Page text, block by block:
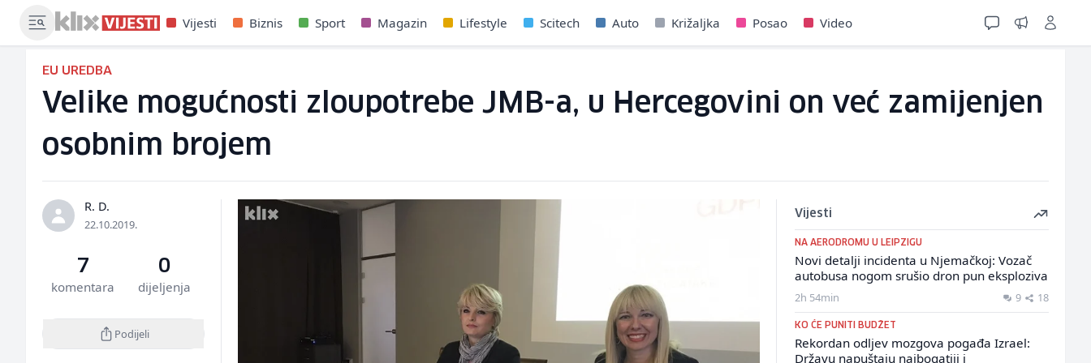
Vijesti Biznis Sport Magazin Lifestyle Scitech Auto Križaljka Posao Video
EU UREDBA
Velike mogućnosti zloupotrebe JMB-a, u Hercegovini on već zamijenjen
osobnim brojem
R. D.
22.10.2019.
7
komentara
0
dijeljenja
Podijeli
Vijesti
NA AERODROMU U LEIPZIGU
Novi detalji incidenta u Njemačkoj: Vozač
autobusa nogom srušio dron pun eksploziva
2h 54min 9 18
KO ĆE PUNITI BUDŽET
Rekordan odljev mozgova pogađa Izrael:
Državu napuštaju najbogatiji i